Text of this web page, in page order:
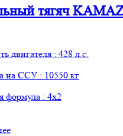
тягяч
двигателя : 428 л.с.
на ССУ : 10550 кг
формула : 4х2